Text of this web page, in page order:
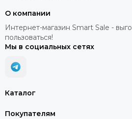
Каталог
Покупателям
О компании
Интернет-магазин Smart Sale -
пользоваться!
Мы в социальных сетях